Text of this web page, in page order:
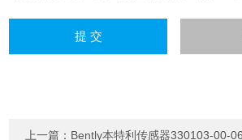
上一篇： Bently本特利传感器330103-00-